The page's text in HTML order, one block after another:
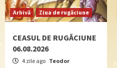
Arhivă Ziua de rugăciune
CEASUL DE RUGĂCIUNE
06.08.2026
4 zile ago Teodor